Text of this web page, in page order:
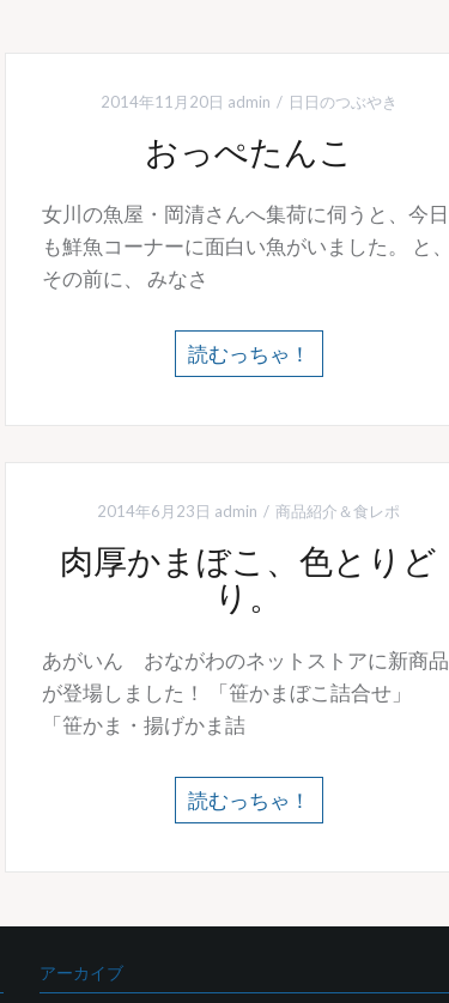
2014年11月20日 admin 日日のつぶやき
おっぺたんこ
女川の魚屋・岡清さんへ集荷に伺うと、今日
も鮮魚コーナーに面白い魚がいました。 と、
その前に、 みなさ
読むっちゃ！
2014年6月23日 admin 商品紹介＆食レポ
肉厚かまぼこ、色とりど
り。
あがいん おながわのネットストアに新商品
が登場しました！ 「笹かまぼこ詰合せ」
「笹かま・揚げかま詰
読むっちゃ！
アーカイブ